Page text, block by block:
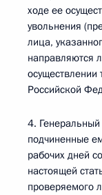
ходе ее
увольнения
лица,
направляются
осуществлении
Российской
4.
подчиненные
рабочих дней
настоящей
проверяемого